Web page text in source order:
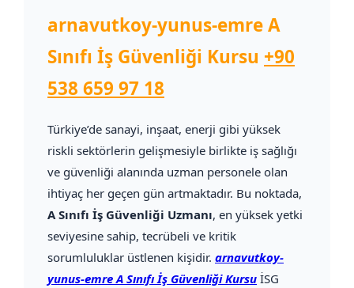
arnavutkoy-yunus-emre A
Sınıfı İş Güvenliği Kursu +90
538 659 97 18
Türkiye’de sanayi, inşaat, enerji gibi yüksek
riskli sektörlerin gelişmesiyle birlikte iş sağlığı
ve güvenliği alanında uzman personele olan
ihtiyaç her geçen gün artmaktadır. Bu noktada,
A Sınıfı İş Güvenliği Uzmanı, en yüksek yetki
seviyesine sahip, tecrübeli ve kritik
sorumluluklar üstlenen kişidir. arnavutkoy-
yunus-emre A Sınıfı İş Güvenliği Kursu İSG